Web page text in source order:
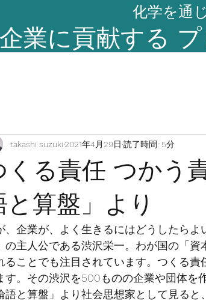
化学を通
業に貢献する
くる責任 つか
と算盤」より
takashi suzuki2021年4月29日 読了時間: 5分
、企業が、よく生きるにはどうしたら
の主人公である渋沢栄一。わが国の「
ることでも注目されています。つくる
す。その渋沢を500ものの企業や団体を
語と算盤」より社会思想家として見る